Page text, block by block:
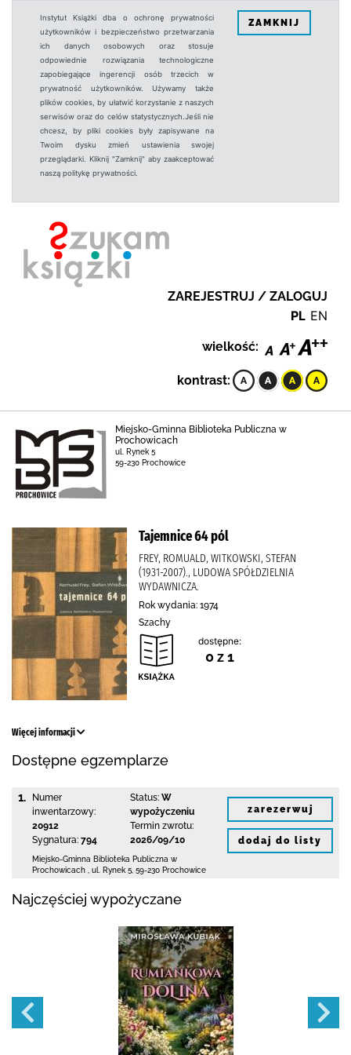
Instytut Książki dba o ochronę prywatności
użytkowników i bezpieczeństwo przetwarzania
ich danych osobowych oraz stosuje
odpowiednie rozwiązania technologiczne
zapobiegające ingerencji osób trzecich w
prywatność użytkowników. Używamy także
plików cookies, by ułatwić korzystanie z naszych
serwisów oraz do celów statystycznych.Jeśli nie
chcesz, by pliki cookies były zapisywane na
Twoim dysku zmień ustawienia swojej
przeglądarki. Kliknij "Zamknij" aby zaakceptować
naszą politykę prywatności.
ZAMKNIJ
ZAREJESTRUJ / ZALOGUJ
PL EN
wielkość:
kontrast:
Miejsko-Gminna Biblioteka Publiczna w
Prochowicach
ul. Rynek 5
59-230 Prochowice
Tajemnice 64 pól
FREY, ROMUALD, WITKOWSKI, STEFAN
(1931-2007)., LUDOWA SPÓŁDZIELNIA
WYDAWNICZA.
Rok wydania: 1974
Szachy
dostępne:
0 z 1
Więcej informacji
Dostępne egzemplarze
1.
Numer
inwentarzowy:
20912
Sygnatura: 794
Status: W
wypożyczeniu
Termin zwrotu:
2026/09/10
Miejsko-Gminna Biblioteka Publiczna w
Prochowicach
ul. Rynek 5 59-230 Prochowice
zarezerwuj
dodaj do listy
Najczęściej wypożyczane